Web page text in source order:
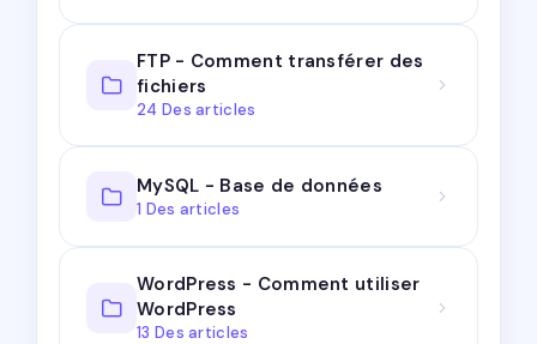
FTP - Comment transférer des
fichiers
24 Des articles
MySQL - Base de données
1 Des articles
WordPress - Comment utiliser
WordPress
13 Des articles